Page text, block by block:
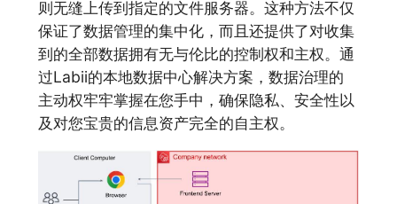
则无缝上传到指定的文件服务器。这种方法不仅
保证了数据管理的集中化，而且还提供了对收集
到的全部数据拥有无与伦比的控制权和主权。通
过Labii的本地数据中心解决方案，数据治理的
主动权牢牢掌握在您手中，确保隐私、安全性以
及对您宝贵的信息资产完全的自主权。